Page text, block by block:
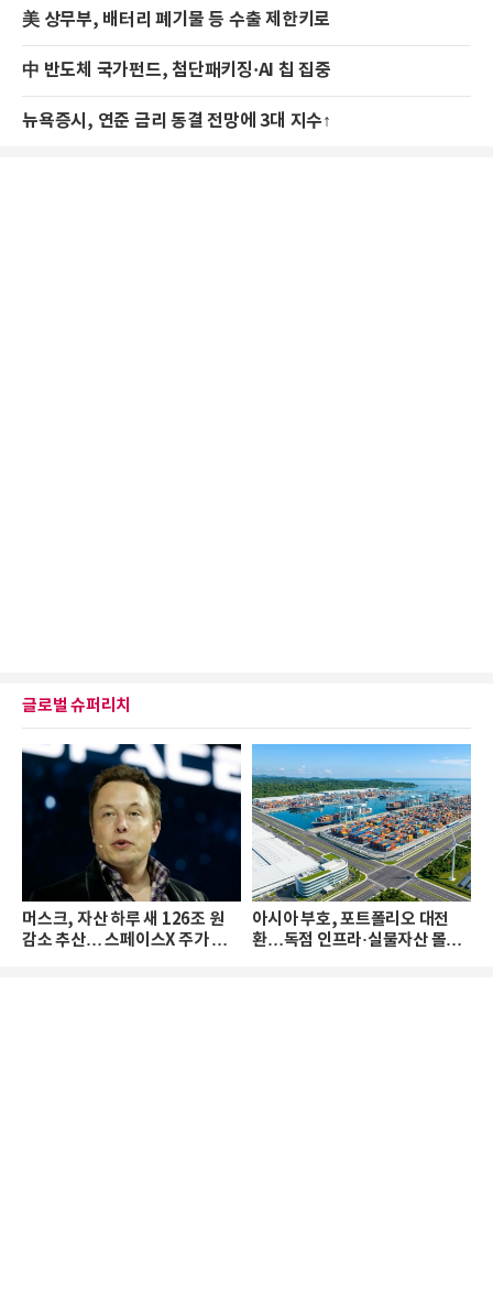
美 상무부, 배터리 폐기물 등 수출 제한키로
中 반도체 국가펀드, 첨단패키징·AI 칩 집중
뉴욕증시, 연준 금리 동결 전망에 3대 지수↑
글로벌 슈퍼리치
머스크, 자산 하루 새 126조 원
감소 추산… 스페이스X 주가 하
아시아 부호, 포트폴리오 대전
환…독점 인프라·실물자산 몰린